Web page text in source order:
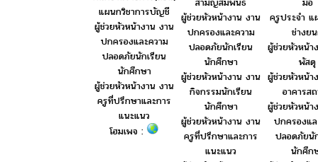
แผนกวิชาการบัญชี
ผู้ช่วยหัวหน้างาน งาน
ปกครองและความ
ปลอดภัยนักเรียน
นักศึกษา
ผู้ช่วยหัวหน้างาน งาน
ครูที่ปรึกษาและการ
แนะแนว
โฮมเพจ :
ผู้ช่วยหัวหน้างาน งาน
ปกครองและความ
ปลอดภัยนักเรียน
นักศึกษา
ผู้ช่วยหัวหน้างาน งาน
กิจกรรมนักเรียน
นักศึกษา
ผู้ช่วยหัวหน้างาน งาน
ครูที่ปรึกษาและการ
แนะแนว
ครูประจำ แ
ช่างย
ผู้ช่วยหัวหน้า
พัสดุ
ผู้ช่วยหัวหน้า
อาคารส
ผู้ช่วยหัวหน้า
ปกครองแ
ปลอดภัยนั
นักศึก